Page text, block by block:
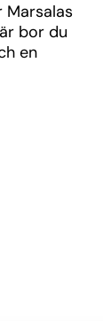
bor du
en